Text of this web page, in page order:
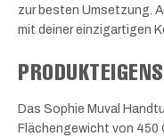
zur besten Umsetzung.
mit deiner einzigartigen
Das Sophie Muval
Flächengewicht von 450